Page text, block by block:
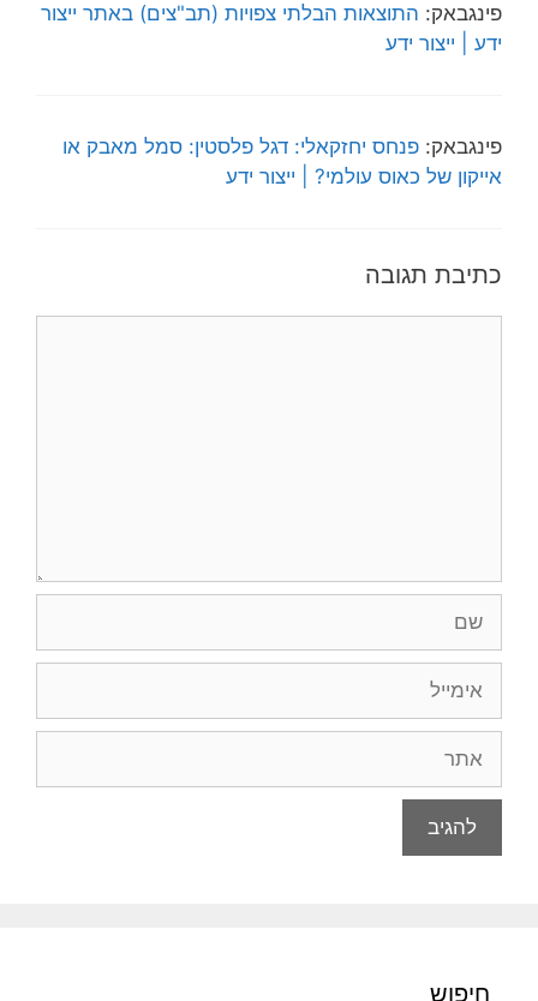
פינגבאק: התוצאות הבלתי צפויות (תב"צים) באתר ייצור
ידע | ייצור ידע
פינגבאק: פנחס יחזקאלי: דגל פלסטין: סמל מאבק או
אייקון של כאוס עולמי? | ייצור ידע
כתיבת תגובה
חיפוש